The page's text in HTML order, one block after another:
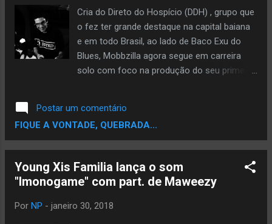
se complementam numa linda obra
audiovisual digna para todas as mulheres
que sonham em viver de Rap e para todas
que já vivem! Afinal não seria possível que
as mulheres que estão hoje na cena, tenham
com chave de ouro o nosso trabalho
audiovisual do primeiro disco e d...
Cria do Direto do Hospício (DDH) , grupo que
o fez ter grande destaque na capital baiana
e em todo Brasil, ao lado de Baco Exu do
Blues, Mobbzilla agora segue em carreira
solo com foco na produção do seu primeiro
feita pelo amigo e também rapper, Oddish
Castro , no Estúdio Bagre Loco Records
(BA), a mixagem e masterização pelo
Estúdio NoCentro (SP). A faixa é um retrato
social, que, segundo o rapper, foi construída
para despertar a sensibilidade de quem se
Postar um comentário
FIQUE A VONTADE, QUEBRADA...
Young Xis Familia lança o som
"Imonogame" com part. de Maweezy
Por NP - janeiro 30, 2018